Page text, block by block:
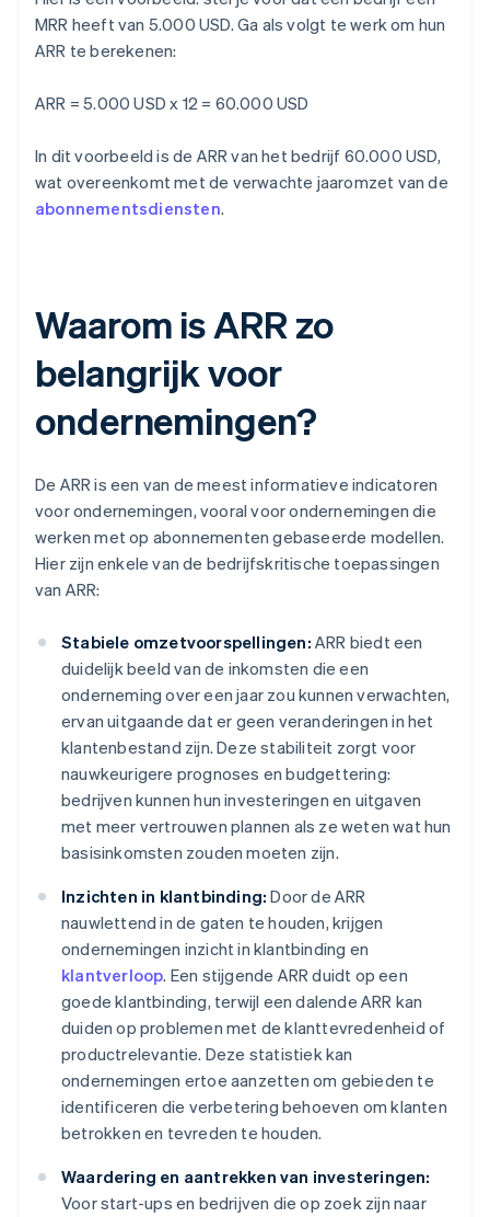
MRR heeft van 5.000 USD. Ga als volgt te werk om hun
ARR te berekenen:
ARR = 5.000 USD x 12 = 60.000 USD
In dit voorbeeld is de ARR van het bedrijf 60.000 USD,
wat overeenkomt met de verwachte jaaromzet van de
abonnementsdiensten.
Waarom is ARR zo
belangrijk voor
ondernemingen?
De ARR is een van de meest informatieve indicatoren
voor ondernemingen, vooral voor ondernemingen die
werken met op abonnementen gebaseerde modellen.
Hier zijn enkele van de bedrijfskritische toepassingen
van ARR:
Stabiele omzetvoorspellingen: ARR biedt een
duidelijk beeld van de inkomsten die een
onderneming over een jaar zou kunnen verwachten,
ervan uitgaande dat er geen veranderingen in het
klantenbestand zijn. Deze stabiliteit zorgt voor
nauwkeurigere prognoses en budgettering:
bedrijven kunnen hun investeringen en uitgaven
met meer vertrouwen plannen als ze weten wat hun
basisinkomsten zouden moeten zijn.
Inzichten in klantbinding: Door de ARR
nauwlettend in de gaten te houden, krijgen
ondernemingen inzicht in klantbinding en
klantverloop. Een stijgende ARR duidt op een
goede klantbinding, terwijl een dalende ARR kan
duiden op problemen met de klanttevredenheid of
productrelevantie. Deze statistiek kan
ondernemingen ertoe aanzetten om gebieden te
identificeren die verbetering behoeven om klanten
betrokken en tevreden te houden.
Waardering en aantrekken van investeringen:
Voor start-ups en bedrijven die op zoek zijn naar